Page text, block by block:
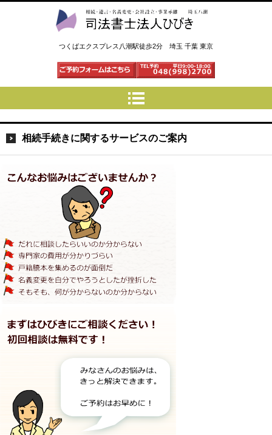
司法書士法人ひびき 八潮三郷
つくばエクスプレス八潮駅徒歩2分 埼玉 千葉 東京
相続手続きに関するサービスのご案内